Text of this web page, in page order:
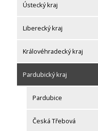
Ústecký kraj
Liberecký kraj
Královéhradecký kraj
Pardubický kraj
Pardubice
Česká Třebová